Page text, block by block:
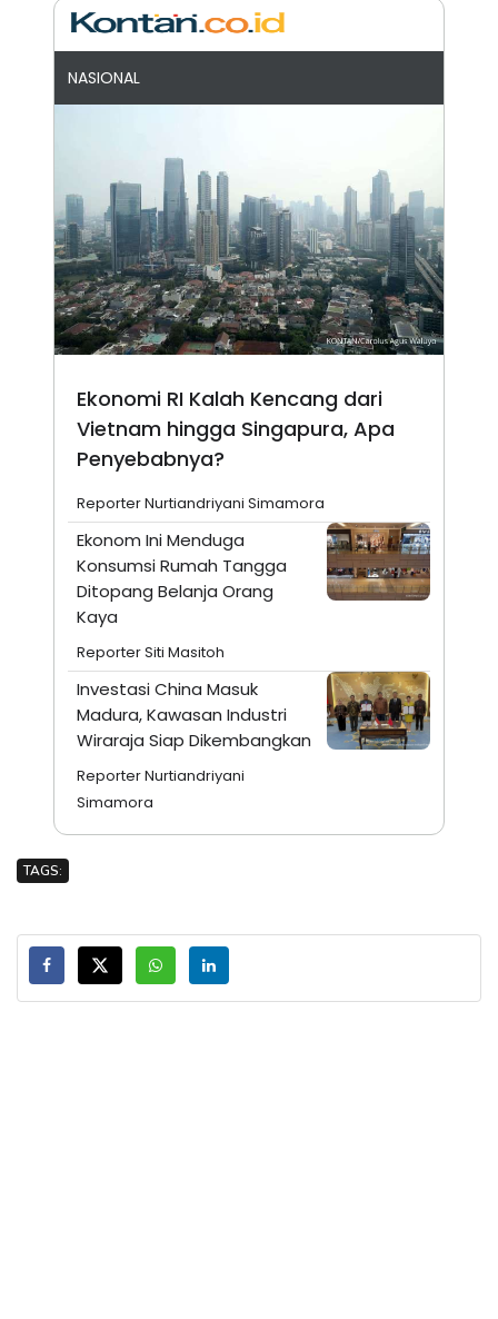
NASIONAL
Ekonomi RI Kalah Kencang dari
Vietnam hingga Singapura, Apa
Penyebabnya?
Reporter Nurtiandriyani Simamora
Ekonom Ini Menduga
Konsumsi Rumah Tangga
Ditopang Belanja Orang
Kaya
Reporter Siti Masitoh
Investasi China Masuk
Madura, Kawasan Industri
Wiraraja Siap Dikembangkan
Reporter Nurtiandriyani
Simamora
TAGS: